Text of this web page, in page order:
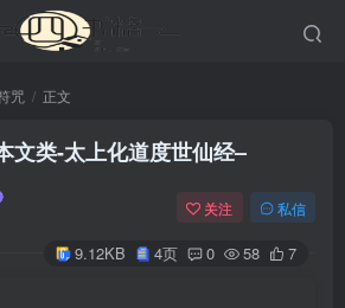
咒 正文
文类-太上化道度世仙经–
关注 私信
9.12KB 4页 0 58 7